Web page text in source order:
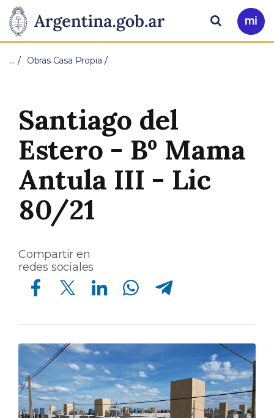
Presidencia
de
Nación
Pasar al contenido principal
Ir
a
Buscar
… Obras Casa Propia
Santiago del
Estero - Bº Mama
Antula III - Lic
80/21
Compartir en
redes sociales
Compartir en Facebook Compartir en Twitter Compartir en Linkedin Compartir en Whatsapp Compartir en Telegram